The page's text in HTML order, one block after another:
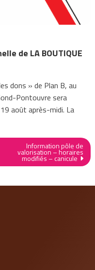
de LA BOUTIQUE
dons » de Plan B, au
Pontouvre sera
août après-midi. La
Information pôle de
valorisation – horaires
modifiés – canicule